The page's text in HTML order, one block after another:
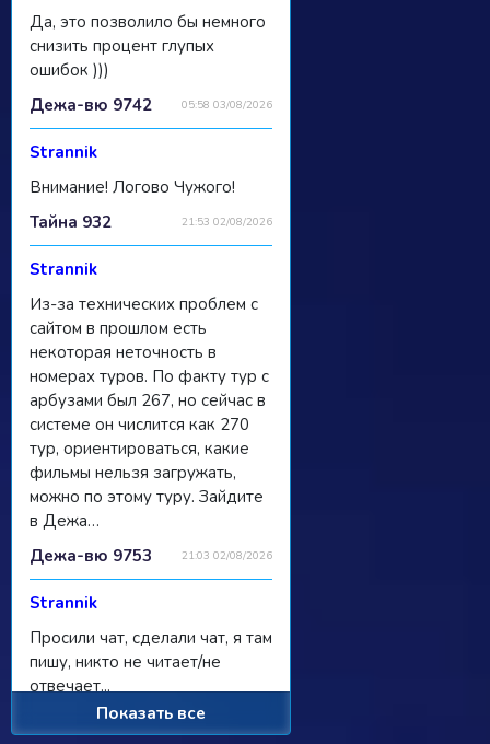
Да, это позволило бы немного
снизить процент глупых
ошибок )))
05:58 03/08/2026
Дежа-вю 9742
Strannik
Внимание! Логово Чужого!
21:53 02/08/2026
Тайна 932
Strannik
Из-за технических проблем с
сайтом в прошлом есть
некоторая неточность в
номерах туров. По факту тур с
арбузами был 267, но сейчас в
системе он числится как 270
тур, ориентироваться, какие
фильмы нельзя загружать,
можно по этому туру. Зайдите
в Дежа…
21:03 02/08/2026
Дежа-вю 9753
Strannik
Просили чат, сделали чат, я там
пишу, никто не читает/не
отвечает...
11:55 31/07/2026
Ребус 1184Показать все